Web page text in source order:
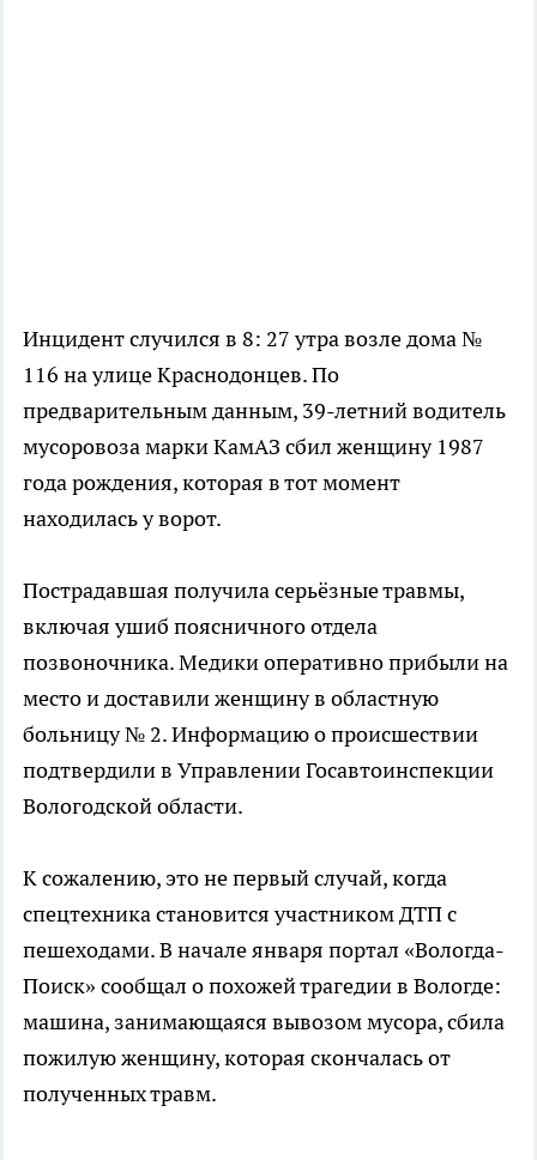
Инцидент случился в 8: 27 утра возле дома №
116 на улице Краснодонцев. По
предварительным данным, 39-летний водитель
мусоровоза марки КамАЗ сбил женщину 1987
года рождения, которая в тот момент
находилась у ворот.
Пострадавшая получила серьёзные травмы,
включая ушиб поясничного отдела
позвоночника. Медики оперативно прибыли на
место и доставили женщину в областную
больницу № 2. Информацию о происшествии
подтвердили в Управлении Госавтоинспекции
Вологодской области.
К сожалению, это не первый случай, когда
спецтехника становится участником ДТП с
пешеходами. В начале января портал «Вологда-
Поиск» сообщал о похожей трагедии в Вологде:
машина, занимающаяся вывозом мусора, сбила
пожилую женщину, которая скончалась от
полученных травм.